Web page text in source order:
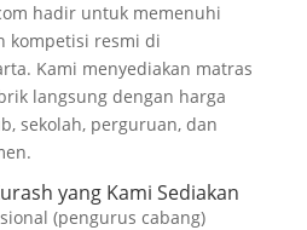
hadir untuk memenuhi
kompetisi resmi di
Kami menyediakan matras
langsung dengan harga
sekolah, perguruan, dan
yang Kami Sediakan
(pengurus cabang)